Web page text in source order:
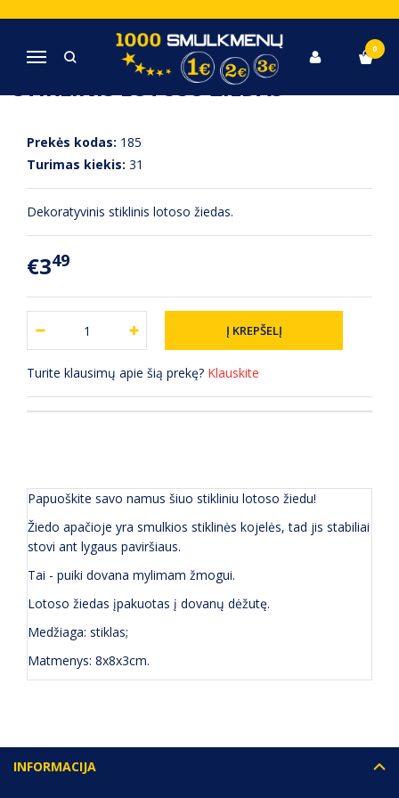
Navigacija
0
Pagrindinis
Statulėlės, suvenyrai, vazos
STIKLINIS LOTOSO ŽIEDAS
STIKLINIS LOTOSO ŽIEDAS
Prekės kodas: 185
Turimas kiekis: 31
Dekoratyvinis stiklinis lotoso žiedas.
€349
Turite klausimų apie šią prekę? Klauskite
Papuoškite savo namus šiuo stikliniu lotoso žiedu!
Žiedo apačioje yra smulkios stiklinės kojelės, tad jis stabiliai
stovi ant lygaus paviršiaus.
Tai - puiki dovana mylimam žmogui.
Lotoso žiedas įpakuotas į dovanų dėžutę.
Medžiaga: stiklas;
Matmenys: 8x8x3cm.
INFORMACIJA